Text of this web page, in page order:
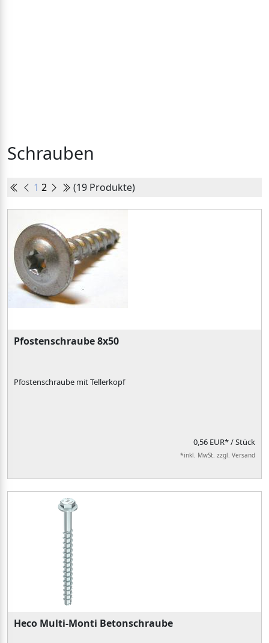
Schrauben
1 2 (19 Produkte)
Pfostenschraube 8x50
Pfostenschraube mit Tellerkopf
0,56 EUR*/ Stück
*inkl. MwSt. zzgl. Versand
Heco Multi-Monti Betonschraube